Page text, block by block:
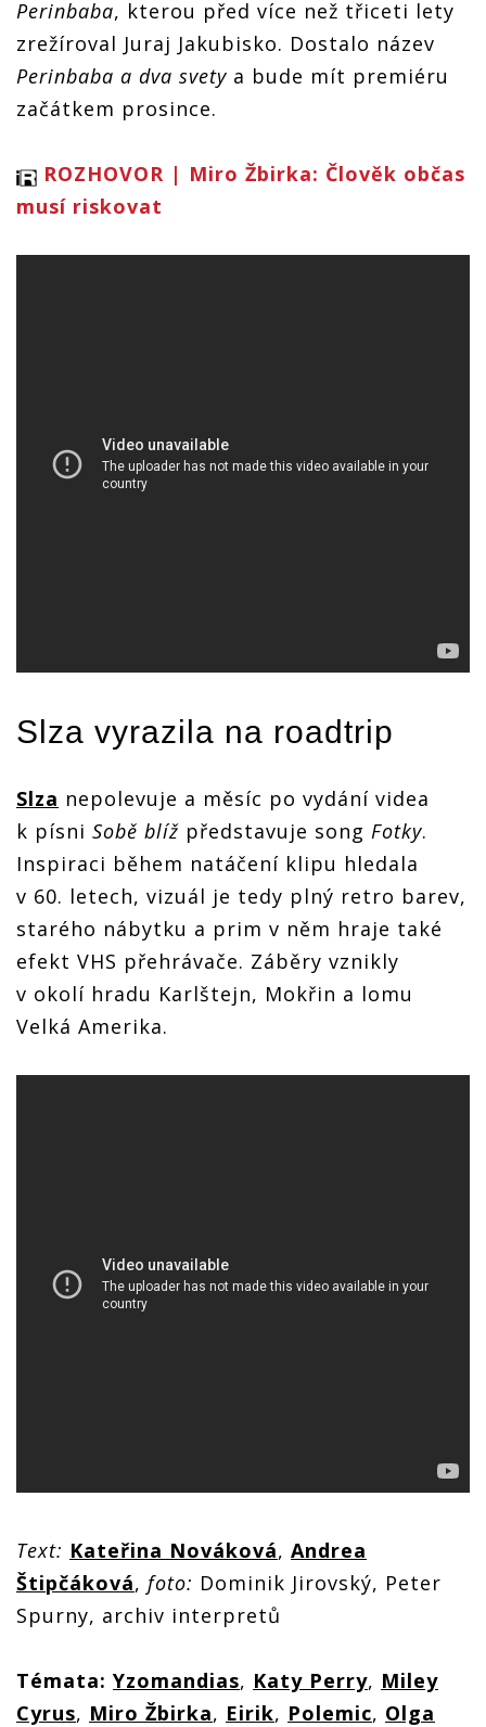
Perinbaba, kterou před více než třiceti lety
zrežíroval Juraj Jakubisko. Dostalo název
Perinbaba a dva svety a bude mít premiéru
začátkem prosince.
ROZHOVOR | Miro Žbirka: Člověk občas
musí riskovat
Slza vyrazila na roadtrip
Slza nepolevuje a měsíc po vydání videa
k písni Sobě blíž představuje song Fotky.
Inspiraci během natáčení klipu hledala
v 60. letech, vizuál je tedy plný retro barev,
starého nábytku a prim v něm hraje také
efekt VHS přehrávače. Záběry vznikly
v okolí hradu Karlštejn, Mokřin a lomu
Velká Amerika.
Text: Kateřina Nováková, Andrea
Štipčáková, foto: Dominik Jirovský, Peter
Spurny, archiv interpretů
Témata: Yzomandias, Katy Perry, Miley
Cyrus, Miro Žbirka, Eirik, Polemic, Olga